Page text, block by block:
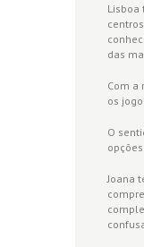
Lisboa
das
Com a
os
O
Joana